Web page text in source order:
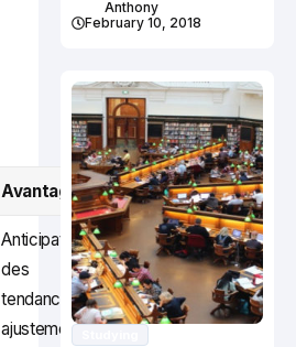
Avantages Exemples
Anticipation
des
tendances,
ajustement
Modèles
de Machine
Learning,
Analyse
Anthony
February 10, 2018